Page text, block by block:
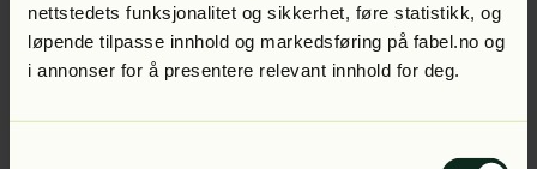
nettstedets funksjonalitet og sikkerhet, føre statistikk, og
løpende tilpasse innhold og markedsføring på fabel.no og
i annonser for å presentere relevant innhold for deg.